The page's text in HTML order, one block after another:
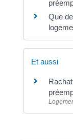
Que
Et aussi